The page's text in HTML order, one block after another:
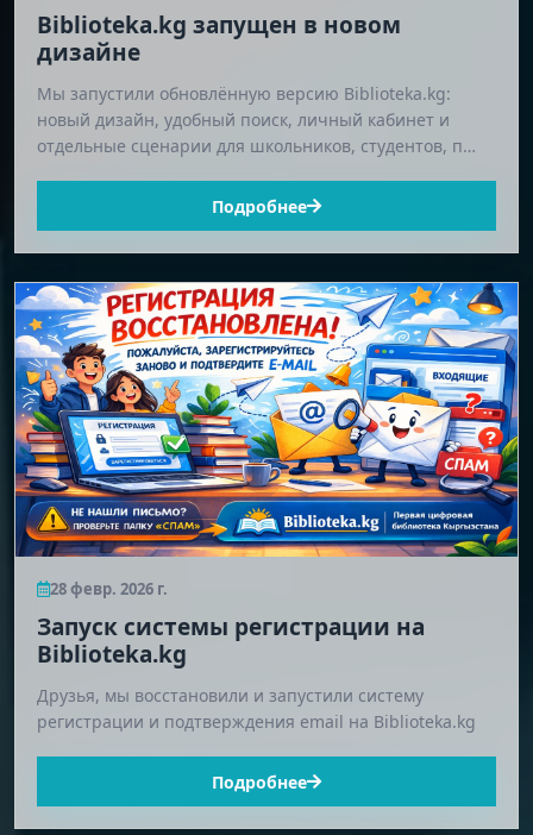
Biblioteka.kg запущен в новом
дизайне
Мы запустили обновлённую версию Biblioteka.kg:
новый дизайн, удобный поиск, личный кабинет и
отдельные сценарии для школьников, студентов, п…
Подробнее
28 февр. 2026 г.
Запуск системы регистрации на
Biblioteka.kg
Друзья, мы восстановили и запустили систему
регистрации и подтверждения email на Biblioteka.kg
Подробнее